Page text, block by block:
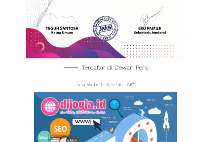
Terdaftar di Dewan Pers
Jasa Website & Artikel SEO